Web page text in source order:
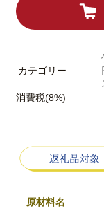
カテゴリー
消費税(8%)
原材料名